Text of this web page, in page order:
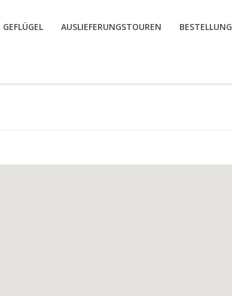
GEFLÜGEL AUSLIEFERUNGSTOUREN BESTELLUNG